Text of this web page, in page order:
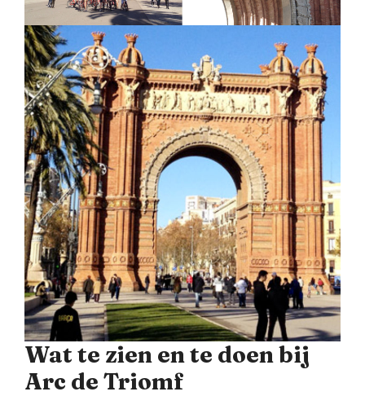
Wat te zien en te doen bij
Arc de Triomf